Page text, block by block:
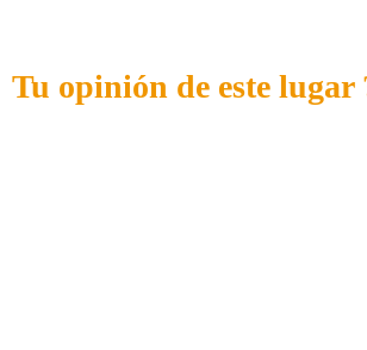
Tu opinión de este lugar